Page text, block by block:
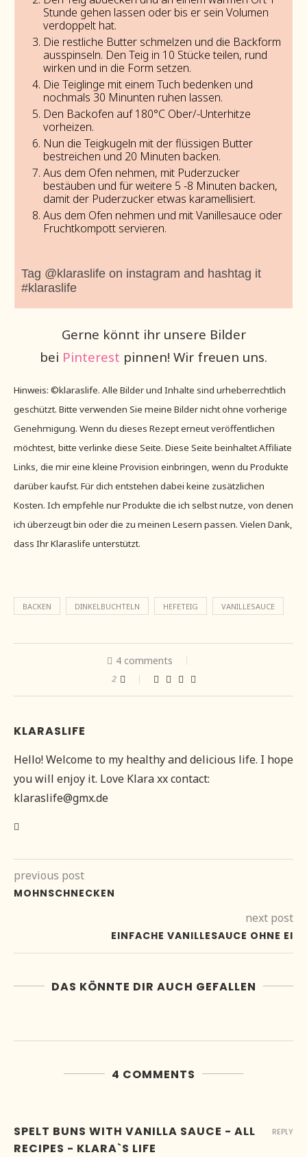
Stunde gehen lassen oder bis er sein Volumen
verdoppelt hat.
Die restliche Butter schmelzen und die Backform
ausspinseln. Den Teig in 10 Stücke teilen, rund
wirken und in die Form setzen.
Die Teiglinge mit einem Tuch bedenken und
nochmals 30 Minunten ruhen lassen.
Den Backofen auf 180°C Ober/-Unterhitze
vorheizen.
Nun die Teigkugeln mit der flüssigen Butter
bestreichen und 20 Minuten backen.
Aus dem Ofen nehmen, mit Puderzucker
bestäuben und für weitere 5 -8 Minuten backen,
damit der Puderzucker etwas karamellisiert.
Aus dem Ofen nehmen und mit Vanillesauce oder
Fruchtkompott servieren.
Tag @klaraslife on instagram and hashtag it
#klaraslife
Gerne könnt ihr unsere Bilder
bei Pinterest pinnen! Wir freuen uns.
Hinweis: ©klaraslife. Alle Bilder und Inhalte sind urheberrechtlich
geschützt. Bitte verwenden Sie meine Bilder nicht ohne vorherige
Genehmigung. Wenn du dieses Rezept erneut veröffentlichen
möchtest, bitte verlinke diese Seite. Diese Seite beinhaltet Affiliate
Links, die mir eine kleine Provision einbringen, wenn du Produkte
darüber kaufst. Für dich entstehen dabei keine zusätzlichen
Kosten. Ich empfehle nur Produkte die ich selbst nutze, von denen
ich überzeugt bin oder die zu meinen Lesern passen. Vielen Dank,
dass Ihr Klaraslife unterstützt.
BACKEN DINKELBUCHTELN HEFETEIG VANILLESAUCE
4 comments
2
KLARASLIFE
Hello! Welcome to my healthy and delicious life. I hope
you will enjoy it. Love Klara xx contact:
klaraslife@gmx.de
previous post
MOHNSCHNECKEN
next post
EINFACHE VANILLESAUCE OHNE EI
DAS KÖNNTE DIR AUCH GEFALLEN
4 COMMENTS
SPELT BUNS WITH VANILLA SAUCE - ALL
RECIPES - KLARA`S LIFE
REPLY